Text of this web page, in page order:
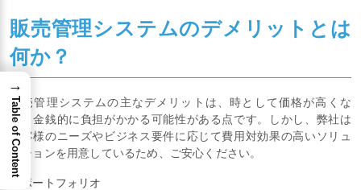
販売管理システムのデメリットとは
何か？
販売管理システムの主なデメリットは、時として価格が高くな
り、金銭的に負担がかかる可能性がある点です。しかし、弊社は
お客様のニーズやビジネス要件に応じて費用対効果の高いソリュ
ーションを用意しているため、ご安心ください。
※ポートフォリオ
→
Table of Content